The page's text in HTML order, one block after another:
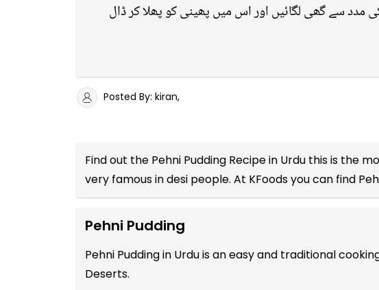
سے گھی لگائیں اور اس میں پھینی کو پھلا کر ڈال
Posted By: kiran,
Find out the Pehni Pudding Recipe in Urdu this is the
very famous in desi people. At KFoods you can find
Pehni Pudding
Pehni Pudding in Urdu is an easy and traditional
Deserts.